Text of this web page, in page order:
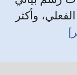
وأكثر